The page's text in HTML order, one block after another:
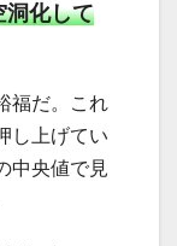
洞化して
福だ。これ
し上げてい
中央値で見